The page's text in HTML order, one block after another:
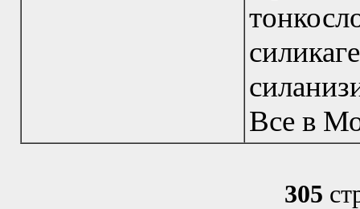
Все в
305